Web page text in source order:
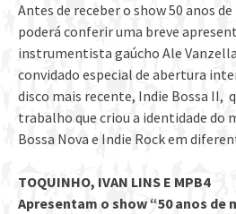
Antes de receber o show 50 anos
poderá conferir uma breve
instrumentista gaúcho Ale
convidado especial de abertura
disco mais recente, Indie Bossa II,
trabalho que criou a identidade do
Bossa Nova e Indie Rock em
TOQUINHO, IVAN LINS E MPB4
Apresentam o show “50 anos de